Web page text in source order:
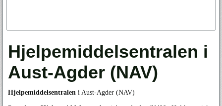
Hjelpemiddelsentralen i
Aust-Agder (NAV)
Hjelpemiddelsentralen i Aust-Agder (NAV)